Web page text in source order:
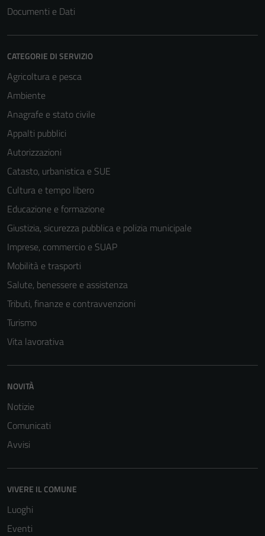
Documenti e Dati
CATEGORIE DI SERVIZIO
Agricoltura e pesca
Ambiente
Anagrafe e stato civile
Appalti pubblici
Autorizzazioni
Catasto, urbanistica e SUE
Cultura e tempo libero
Educazione e formazione
Giustizia, sicurezza pubblica e polizia municipale
Imprese, commercio e SUAP
Mobilità e trasporti
Salute, benessere e assistenza
Tributi, finanze e contravvenzioni
Turismo
Vita lavorativa
NOVITÀ
Notizie
Comunicati
Avvisi
VIVERE IL COMUNE
Luoghi
Eventi